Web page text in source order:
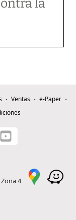
la
Ventas
e-Paper
4